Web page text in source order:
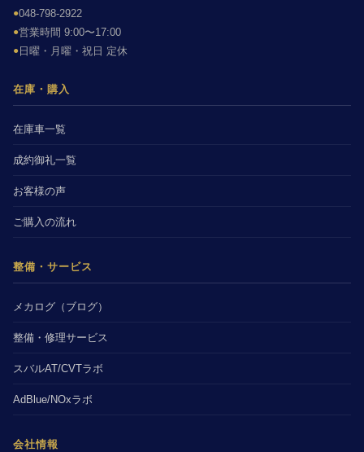
●048-798-2922
●営業時間 9:00〜17:00
●日曜・月曜・祝日 定休
在庫・購入
在庫車一覧
成約御礼一覧
お客様の声
ご購入の流れ
整備・サービス
メカログ（ブログ）
整備・修理サービス
スバルAT/CVTラボ
AdBlue/NOxラボ
会社情報